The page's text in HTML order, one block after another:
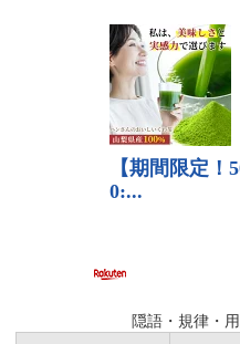
隠語・規律・